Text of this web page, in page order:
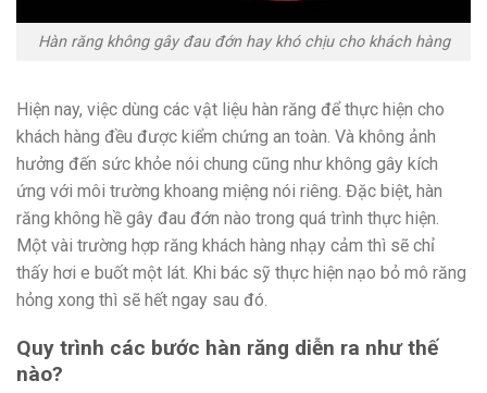
Hàn răng không gây đau đớn hay khó chịu cho khách hàng
Hiện nay, việc dùng các vật liệu hàn răng để thực hiện cho
khách hàng đều được kiểm chứng an toàn. Và không ảnh
hưởng đến sức khỏe nói chung cũng như không gây kích
ứng với môi trường khoang miệng nói riêng. Đặc biệt, hàn
răng không hề gây đau đớn nào trong quá trình thực hiện.
Một vài trường hợp răng khách hàng nhạy cảm thì sẽ chỉ
thấy hơi e buốt một lát. Khi bác sỹ thực hiện nạo bỏ mô răng
hỏng xong thì sẽ hết ngay sau đó.
Quy trình các bước hàn răng diễn ra như thế
nào?